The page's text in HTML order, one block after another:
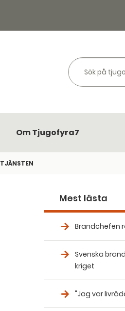
Sök på
Om Tjugofyra7
Mest lästa
Brandchefen
Svenska
kriget
"Jag var